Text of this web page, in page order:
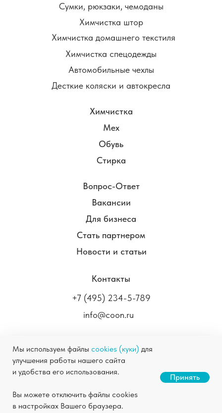
Станьте нашим партнером
Скачать презентацию
Мы используем файлы cookies (куки) для
улучшения работы нашего сайта
и удобства его использования.
Вы можете отключить файлы cookies
в настройках Вашего браузера.
Принять
Сумки, рюкзаки, чемоданы
Химчистка штор
Химчистка домашнего текстиля
Химчистка спецодежды
Автомобильные чехлы
Десткие коляски и автокресла
+7 (495) 234-5-789
info@coon.ru
Контакты
COON.RU ©2004-2026Химчистка в Москве
Правовая информация
конфиденциальности
Химчистка
Мех
Обувь
Стирка
Вопрос-Ответ
Вакансии
Для бизнеса
Стать партнером
Новости и статьи